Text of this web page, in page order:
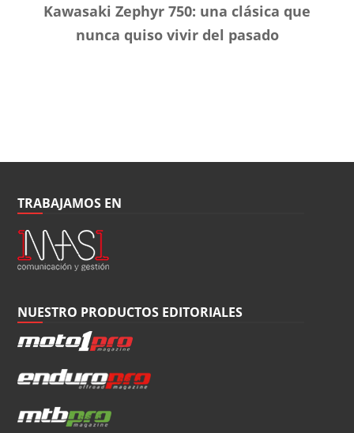
Kawasaki Zephyr 750: una clásica que
nunca quiso vivir del pasado
TRABAJAMOS EN
NUESTRO PRODUCTOS EDITORIALES